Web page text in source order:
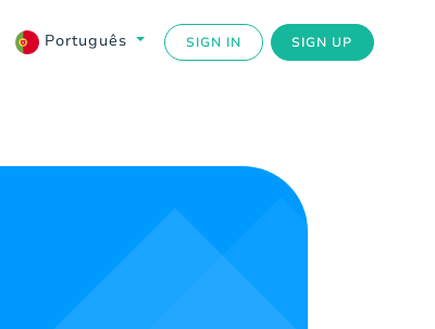
Português SIGN IN SIGN UP